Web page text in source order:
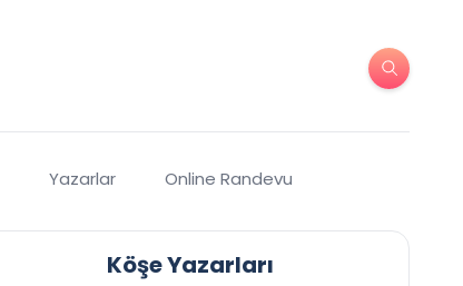
Yazarlar Online Randevu
Köşe Yazarları